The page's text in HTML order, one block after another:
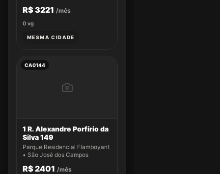
R$ 3221 /mês
0 vg
MESMA CIDADE
CA0144
1 R. Alexandre Porfírio da
Silva 149
Parque Residencial Flamboyant
• São José dos Campos
R$ 2401 /mês